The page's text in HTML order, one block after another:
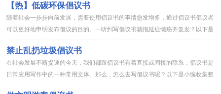
【热】低碳环保倡议书
随着社会一步步向前发展，需要使用倡议书的事情愈发增多，通过倡议书倡议者
可以更好地申明发布倡议的目的。一听到写倡议书就拖延症懒癌齐复发？以下是
小编整理的低碳环保倡议书，希望对大家有所帮助。低碳环保倡议书...
禁止乱扔垃圾倡议书
在社会发展不断提速的今天，我们都跟倡议书有着直接或间接的联系，倡议书是
日常应用写作中的一种常用文体。那么，怎么去写倡议书呢？以下是小编收集整
理的禁止乱扔垃圾倡议书，欢迎阅读，希望大家能够喜欢。禁止乱扔...